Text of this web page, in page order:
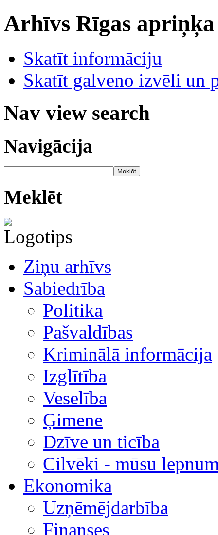
Arhīvs Rīgas
Skatīt informāciju
Skatīt galveno izvēli un
Nav view search
Navigācija
Meklēt
Meklēt
Ziņu arhīvs
Sabiedrība
Politika
Pašvaldības
Kriminālā informācija
Izglītība
Veselība
Ģimene
Dzīve un ticība
Cilvēki - mūsu
Ekonomika
Uzņēmējdarbība
Finanses